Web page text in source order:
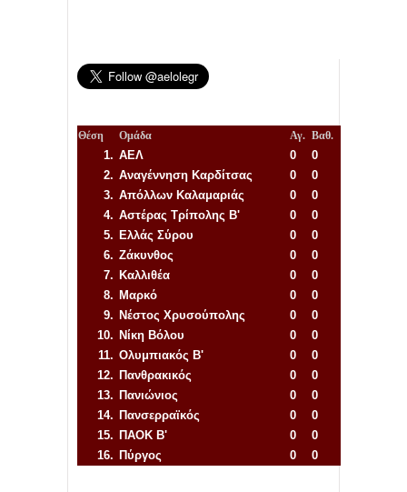
Θέση Ομάδα Αγ. Βαθ.
1. ΑΕΛ 0
0
2. Αναγέννηση Καρδίτσας 0
0
3. Απόλλων Καλαμαριάς 0
0
4. Αστέρας Τρίπολης Β' 0
0
5. Ελλάς Σύρου 0
0
6. Ζάκυνθος 0
0
7. Καλλιθέα 0
0
8. Μαρκό 0
0
9. Νέστος Χρυσούπολης 0
0
10. Νίκη Βόλου 0
0
11. Ολυμπιακός Β' 0
0
12. Πανθρακικός 0
0
13. Πανιώνιος 0
0
14. Πανσερραϊκός 0
0
15. ΠΑΟΚ Β' 0
0
16. Πύργος 0
0